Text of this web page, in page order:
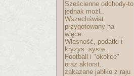
Sześcienne odchody-to
jednak możl..
Wszechświat
przygotowany na
więce..
Własność, podatki i
kryzys: syste..
Football i "okolice"
oraz aktorst..
zakazane jabłko z raju